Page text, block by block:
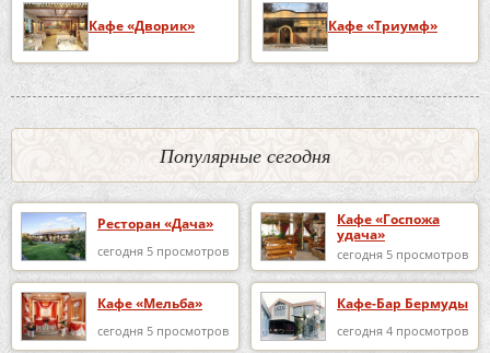
Кафе «Дворик» Кафе «Триумф»
Популярные сегодня
Ресторан «Дача»
сегодня 5 просмотров
Кафе «Госпожа
удача»
сегодня 5 просмотров
Кафе «Мельба»
сегодня 5 просмотров
Кафе-Бар Бермуды
сегодня 4 просмотров